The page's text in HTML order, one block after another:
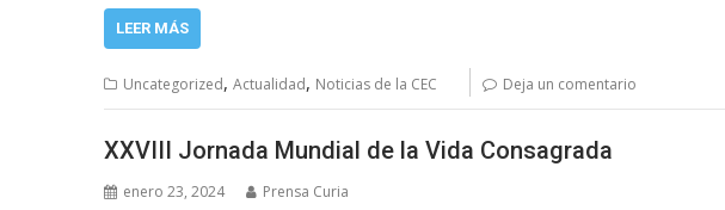
LEER MÁS
Uncategorized, Actualidad, Noticias de la CEC Deja un comentario
XXVIII Jornada Mundial de la Vida Consagrada
enero 23, 2024 Prensa Curia